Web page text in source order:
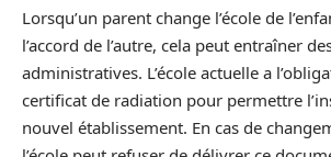
Lorsqu’un parent change l’école de
l’accord de l’autre, cela peut entraîner
administratives. L’école actuelle a
certificat de radiation pour permettre
nouvel établissement. En cas de